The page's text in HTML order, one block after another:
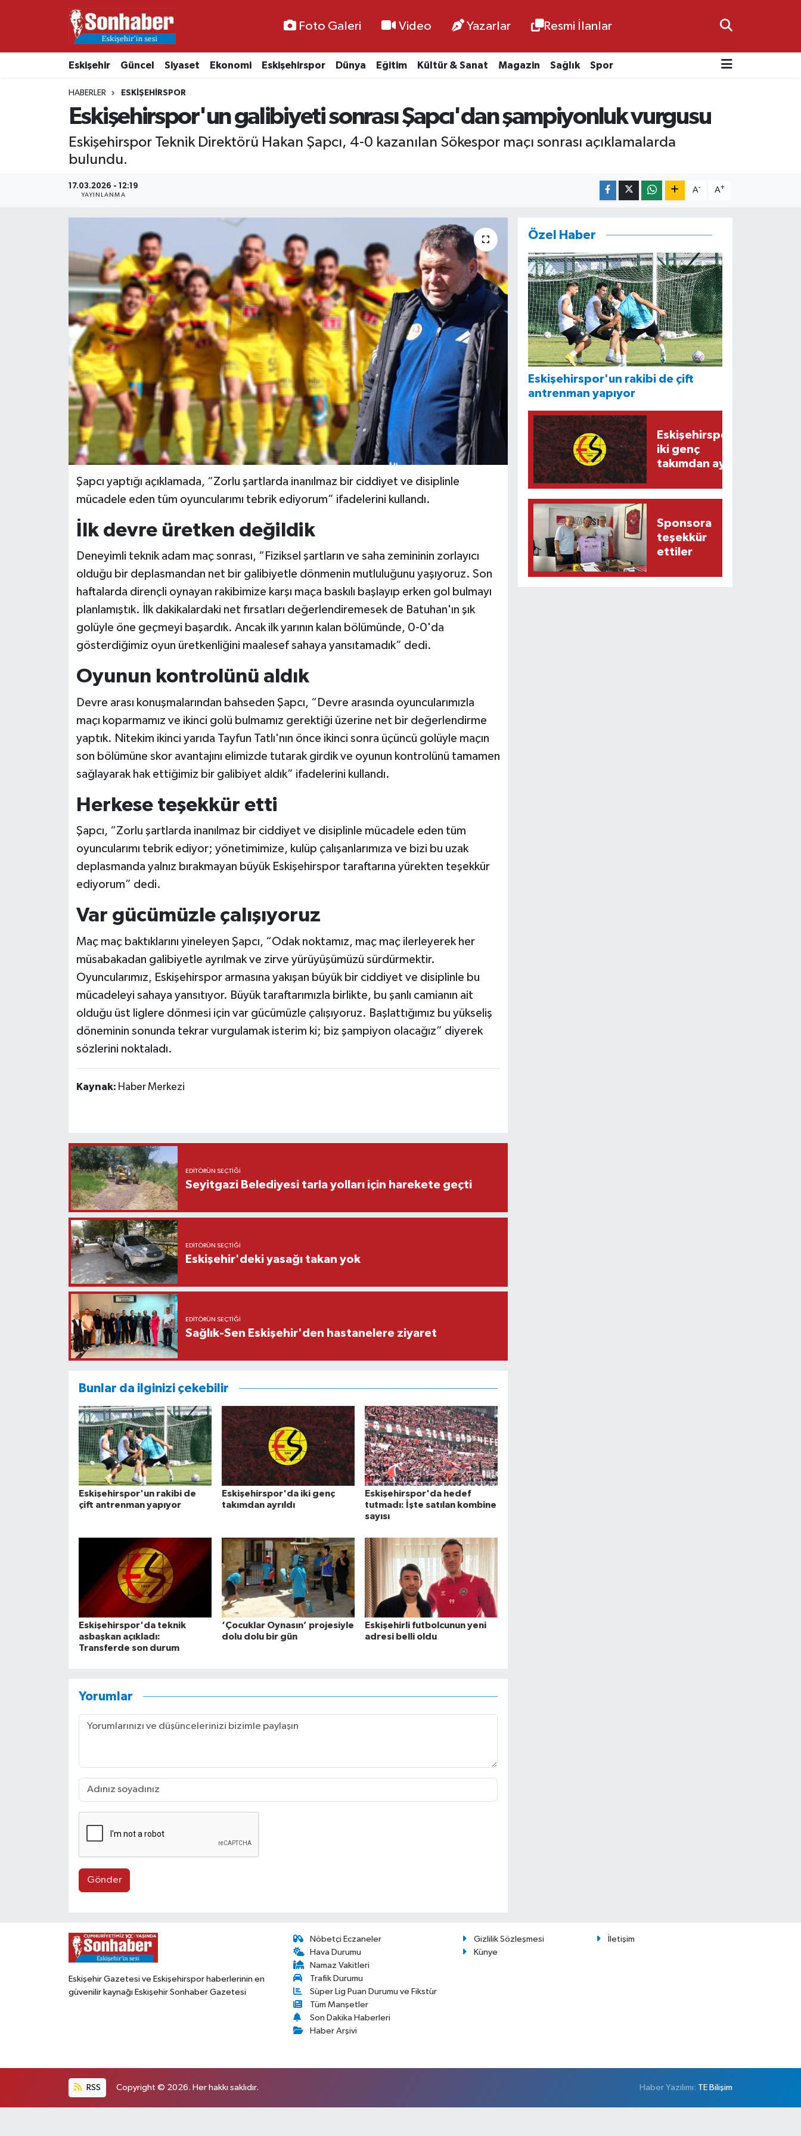
Foto Galeri Video Yazarlar Resmi İlanlar
Eskişehir Güncel Siyaset Ekonomi Eskişehirspor Dünya Eğitim Kültür & Sanat Magazin Sağlık Spor
HABERLER ESKIŞEHIRSPOR
Eskişehirspor'un galibiyeti sonrası Şapcı'dan şampiyonluk vurgusu
Eskişehirspor Teknik Direktörü Hakan Şapcı, 4-0 kazanılan Sökespor maçı sonrası açıklamalarda
bulundu.
17.03.2026 - 12:19
YAYINLANMA
A- A+
Şapcı yaptığı açıklamada, “Zorlu şartlarda inanılmaz bir ciddiyet ve disiplinle
mücadele eden tüm oyuncularımı tebrik ediyorum” ifadelerini kullandı.
İlk devre üretken değildik
Deneyimli teknik adam maç sonrası, “Fiziksel şartların ve saha zemininin zorlayıcı
olduğu bir deplasmandan net bir galibiyetle dönmenin mutluluğunu yaşıyoruz. Son
haftalarda dirençli oynayan rakibimize karşı maça baskılı başlayıp erken gol bulmayı
planlamıştık. İlk dakikalardaki net fırsatları değerlendiremesek de Batuhan'ın şık
golüyle öne geçmeyi başardık. Ancak ilk yarının kalan bölümünde, 0-0'da
gösterdiğimiz oyun üretkenliğini maalesef sahaya yansıtamadık” dedi.
Oyunun kontrolünü aldık
Devre arası konuşmalarından bahseden Şapcı, “Devre arasında oyuncularımızla
maçı koparmamız ve ikinci golü bulmamız gerektiği üzerine net bir değerlendirme
yaptık. Nitekim ikinci yarıda Tayfun Tatlı'nın önce ikinci sonra üçüncü golüyle maçın
son bölümüne skor avantajını elimizde tutarak girdik ve oyunun kontrolünü tamamen
sağlayarak hak ettiğimiz bir galibiyet aldık” ifadelerini kullandı.
Herkese teşekkür etti
Şapcı, “Zorlu şartlarda inanılmaz bir ciddiyet ve disiplinle mücadele eden tüm
oyuncularımı tebrik ediyor; yönetimimize, kulüp çalışanlarımıza ve bizi bu uzak
deplasmanda yalnız bırakmayan büyük Eskişehirspor taraftarına yürekten teşekkür
ediyorum” dedi.
Var gücümüzle çalışıyoruz
Maç maç baktıklarını yineleyen Şapcı, “Odak noktamız, maç maç ilerleyerek her
müsabakadan galibiyetle ayrılmak ve zirve yürüyüşümüzü sürdürmektir.
Oyuncularımız, Eskişehirspor armasına yakışan büyük bir ciddiyet ve disiplinle bu
mücadeleyi sahaya yansıtıyor. Büyük taraftarımızla birlikte, bu şanlı camianın ait
olduğu üst liglere dönmesi için var gücümüzle çalışıyoruz. Başlattığımız bu yükseliş
döneminin sonunda tekrar vurgulamak isterim ki; biz şampiyon olacağız” diyerek
sözlerini noktaladı.
Kaynak: Haber Merkezi
EDITÖRÜN SEÇTIĞI
Seyitgazi Belediyesi tarla yolları için harekete geçti
EDITÖRÜN SEÇTIĞI
Eskişehir'deki yasağı takan yok
EDITÖRÜN SEÇTIĞI
Sağlık-Sen Eskişehir'den hastanelere ziyaret
Bunlar da ilginizi çekebilir
Eskişehirspor'un rakibi de
çift antrenman yapıyor
Eskişehirspor'da iki genç
takımdan ayrıldı
Eskişehirspor'da hedef
tutmadı: İşte satılan kombine
sayısı
Eskişehirspor'da teknik
asbaşkan açıkladı:
Transferde son durum
‘Çocuklar Oynasın’ projesiyle
dolu dolu bir gün
Eskişehirli futbolcunun yeni
adresi belli oldu
Yorumlar
Gönder
Özel Haber
Eskişehirspor'un rakibi de çift
antrenman yapıyor
Eskişehirspor'da
iki genç
takımdan ayrıldı
Sponsora
teşekkür
ettiler
Eskişehir Gazetesi ve Eskişehirspor haberlerinin en
güvenilir kaynağı Eskişehir Sonhaber Gazetesi
Nöbetçi Eczaneler
Hava Durumu
Namaz Vakitleri
Trafik Durumu
Süper Lig Puan Durumu ve Fikstür
Tüm Manşetler
Son Dakika Haberleri
Haber Arşivi
Gizlilik Sözleşmesi
İletişim
Künye
RSS Copyright © 2026. Her hakkı saklıdır. Haber Yazılımı: TE Bilişim
Ekonomi
Kültür & Sanat
Siyaset
Nöbetçi Eczaneler
Namaz Vakitleri
Trafik Durumu
Süper Lig Puan Durumu ve Fikstür
Tüm Manşetler
Haber Arşivi